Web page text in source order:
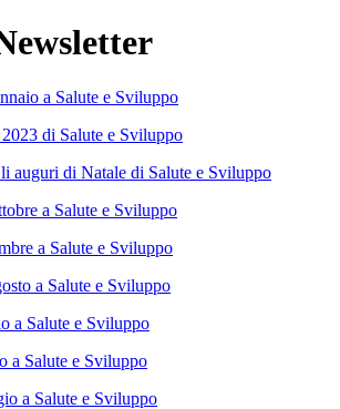
a Salute e Sviluppo
di Salute e Sviluppo
auguri di Natale di Salute e Sviluppo
a Salute e Sviluppo
a Salute e Sviluppo
a Salute e Sviluppo
a Salute e Sviluppo
a Salute e Sviluppo
a Salute e Sviluppo